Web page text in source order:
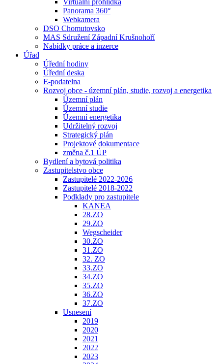
Virtuální prohlídka
Panorama 360°
Webkamera
DSO Chomutovsko
MAS Sdružení Západní Krušnohoří
Nabídky práce a inzerce
Úřad
Úřední hodiny
Úřední deska
E-podatelna
Rozvoj obce - územní plán, studie, rozvoj a energetika
Územní plán
Územní studie
Územní energetika
Udržitelný rozvoj
Strategický plán
Projektové dokumentace
změna č.1 ÚP
Bydlení a bytová politika
Zastupitelstvo obce
Zastupitelé 2022-2026
Zastupitelé 2018-2022
Podklady pro zastupitele
KANEA
28.ZO
29.ZO
Wegscheider
30.ZO
31.ZO
32. ZO
33.ZO
34.ZO
35.ZO
36.ZO
37.ZO
Usnesení
2019
2020
2021
2022
2023